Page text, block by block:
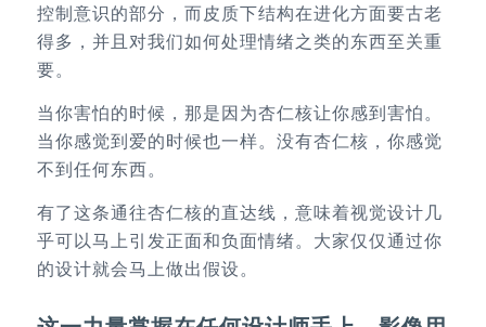
控制意识的部分，而皮质下结构在进化方面要古老
得多，并且对我们如何处理情绪之类的东西至关重
要。
当你害怕的时候，那是因为杏仁核让你感到害怕。
当你感觉到爱的时候也一样。没有杏仁核，你感觉
不到任何东西。
有了这条通往杏仁核的直达线，意味着视觉设计几
乎可以马上引发正面和负面情绪。大家仅仅通过你
的设计就会马上做出假设。